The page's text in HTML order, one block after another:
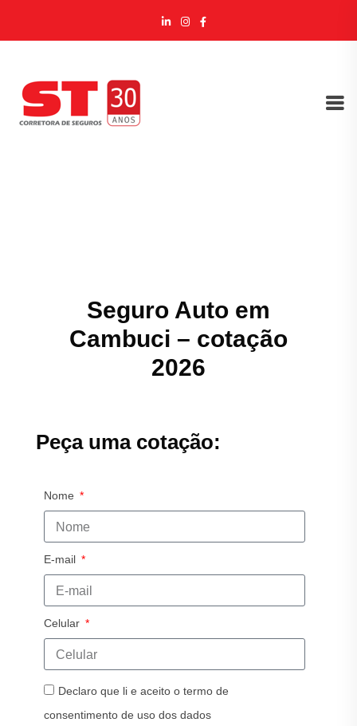
Seguro Auto em
Cambuci – cotação
2026
Peça uma cotação:
Nome
E-mail
Celular
Declaro que li e aceito o termo de
consentimento de uso dos dados